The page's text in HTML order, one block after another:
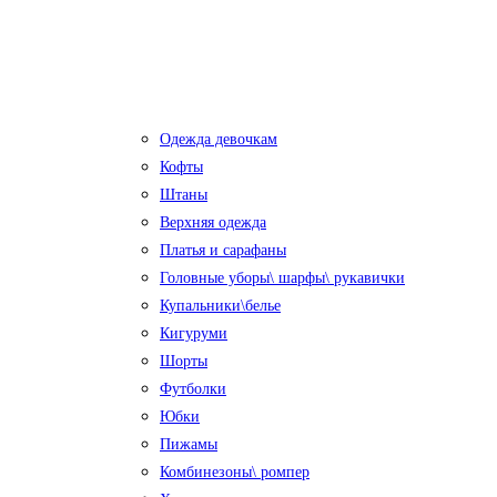
Одежда девочкам
Кофты
Штаны
Верхняя одежда
Платья и сарафаны
Головные уборы\ шарфы\ рукавички
Купальники\белье
Кигуруми
Шорты
Футболки
Юбки
Пижамы
Комбинезоны\ ромпер